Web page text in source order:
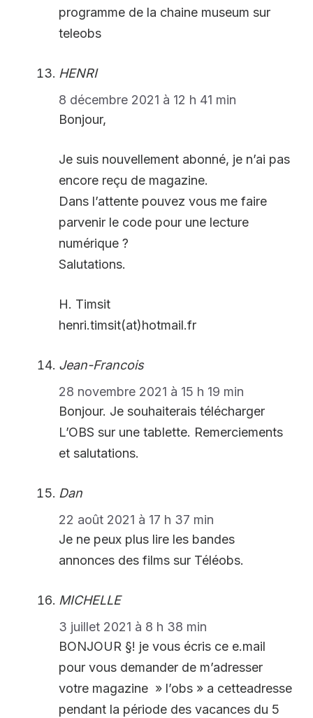
programme de la chaine museum sur
teleobs
HENRI
8 décembre 2021 à 12 h 41 min
Bonjour,
Je suis nouvellement abonné, je n’ai pas
encore reçu de magazine.
Dans l’attente pouvez vous me faire
parvenir le code pour une lecture
numérique ?
Salutations.
H. Timsit
henri.timsit(at)hotmail.fr
Jean-Francois
28 novembre 2021 à 15 h 19 min
Bonjour. Je souhaiterais télécharger
L’OBS sur une tablette. Remerciements
et salutations.
Dan
22 août 2021 à 17 h 37 min
Je ne peux plus lire les bandes
annonces des films sur Téléobs.
MICHELLE
3 juillet 2021 à 8 h 38 min
BONJOUR §! je vous écris ce e.mail
pour vous demander de m’adresser
votre magazine » l’obs » a cetteadresse
pendant la période des vacances du 5